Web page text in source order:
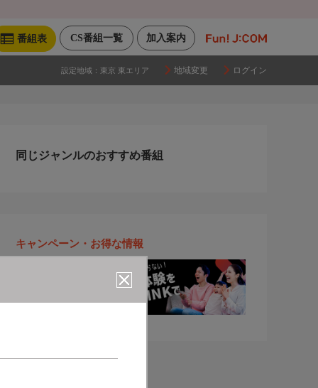
加入案内
CS番組一覧
番組表
設定地域： 東京 東エリア 地域変更 ログイン
同じジャンルのおすすめ番組
キャンペーン・お得な情報